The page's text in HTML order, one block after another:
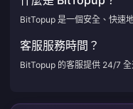
BitTopup 是一個安全、快速
客服服務時間？
BitTopup 的客服提供 24/7 全